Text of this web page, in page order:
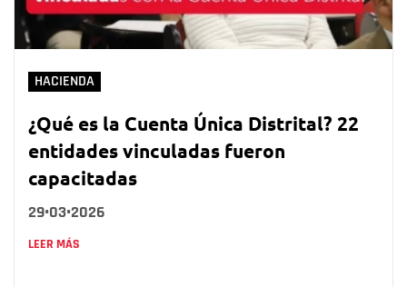
HACIENDA
¿Qué es la Cuenta Única Distrital? 22
entidades vinculadas fueron
capacitadas
29•03•2026
LEER MÁS